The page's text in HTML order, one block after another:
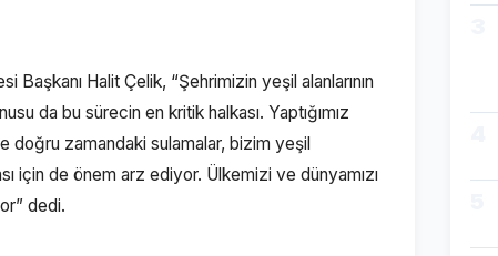
Halit Çelik, “Şehrimizin yeşil alanlarının
da bu sürecin en kritik halkası. Yaptığımız
doğru zamandaki sulamalar, bizim yeşil
için de önem arz ediyor. Ülkemizi ve dünyamızı
dedi.